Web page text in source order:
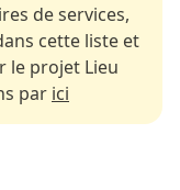
de services,
cette liste et
le projet Lieu
par ici